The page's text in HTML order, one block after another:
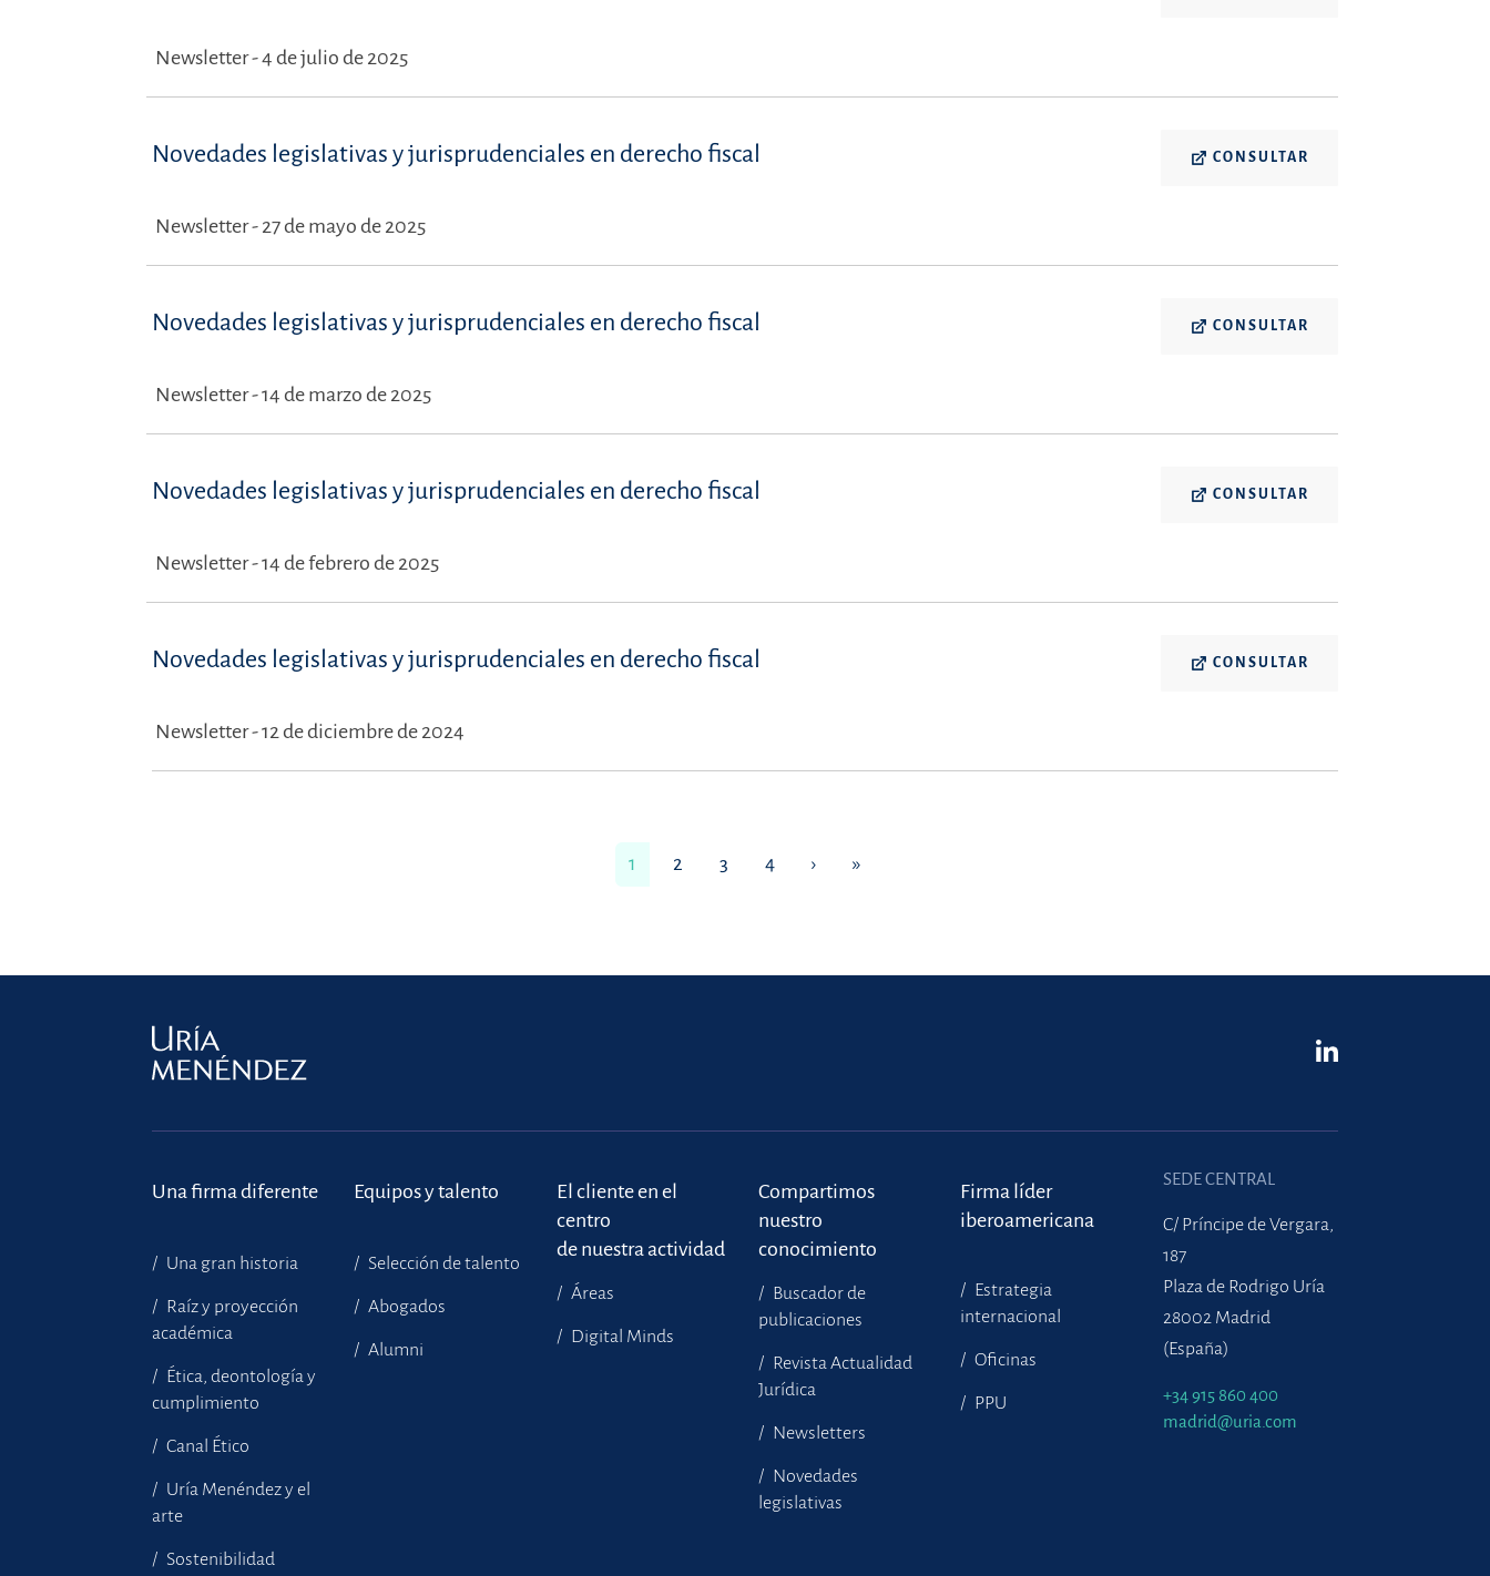
Newsletter - 4 de julio de 2025
Novedades legislativas y jurisprudenciales en derecho fiscal CONSULTAR
Newsletter - 27 de mayo de 2025
Novedades legislativas y jurisprudenciales en derecho fiscal CONSULTAR
Newsletter - 14 de marzo de 2025
Novedades legislativas y jurisprudenciales en derecho fiscal CONSULTAR
Newsletter - 14 de febrero de 2025
Novedades legislativas y jurisprudenciales en derecho fiscal CONSULTAR
Newsletter - 12 de diciembre de 2024
1 2 3 4 › »
Una firma diferente
Una gran historia
Raíz y proyección
académica
Ética, deontología y
cumplimiento
Canal Ético
Uría Menéndez y el
arte
Sostenibilidad
Equipos y talento
Selección de talento
Abogados
Alumni
El cliente en el
centro
de nuestra actividad
Áreas
Digital Minds
Compartimos
nuestro
conocimiento
Buscador de
publicaciones
Revista Actualidad
Jurídica
Newsletters
Novedades
legislativas
Firma líder
iberoamericana
Estrategia
internacional
Oficinas
PPU
SEDE CENTRAL
C/ Príncipe de Vergara,
187
Plaza de Rodrigo Uría
28002 Madrid
(España)
+34 915 860 400
madrid@uria.com